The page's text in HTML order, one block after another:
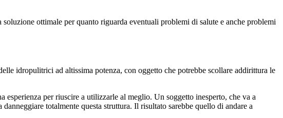
ottimale per quanto riguarda eventuali problemi di salute e anche problemi
idropulitrici ad altissima potenza, con oggetto che potrebbe scollare addirittura le
esperienza per riuscire a utilizzarle al meglio. Un soggetto inesperto, che va a
totalmente questa struttura. Il risultato sarebbe quello di andare a